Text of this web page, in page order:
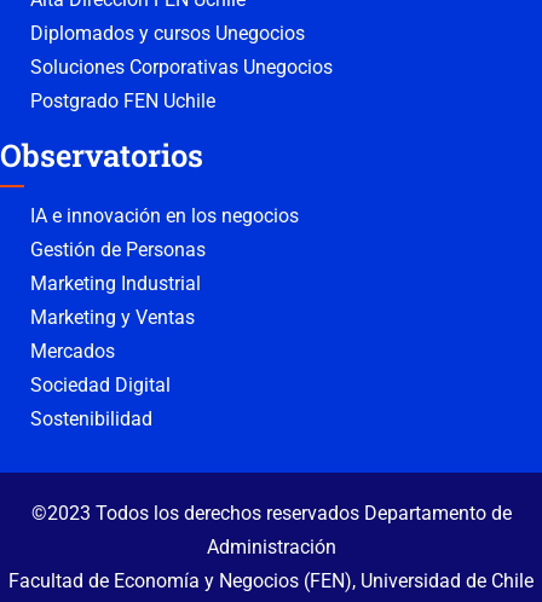
Diplomados y cursos Unegocios
Soluciones Corporativas Unegocios
Postgrado FEN Uchile
Observatorios
IA e innovación en los negocios
Gestión de Personas
Marketing Industrial
Marketing y Ventas
Mercados
Sociedad Digital
Sostenibilidad
©2023 Todos los derechos reservados Departamento de
Administración
Facultad de Economía y Negocios (FEN), Universidad de Chile